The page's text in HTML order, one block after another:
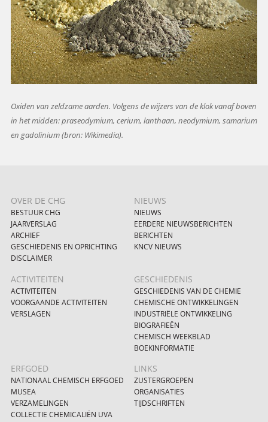
Oxiden van zeldzame aarden. Volgens de wijzers van de klok vanaf boven
in het midden: praseodymium, cerium, lanthaan, neodymium, samarium
en gadolinium (bron: Wikimedia).
OVER DE CHG
BESTUUR CHG
JAARVERSLAG
ARCHIEF
GESCHIEDENIS EN OPRICHTING
DISCLAIMER
NIEUWS
NIEUWS
EERDERE NIEUWSBERICHTEN
BERICHTEN
KNCV NIEUWS
ACTIVITEITEN
ACTIVITEITEN
VOORGAANDE ACTIVITEITEN
VERSLAGEN
GESCHIEDENIS
GESCHIEDENIS VAN DE CHEMIE
CHEMISCHE ONTWIKKELINGEN
INDUSTRIËLE ONTWIKKELING
BIOGRAFIEËN
CHEMISCH WEEKBLAD
BOEKINFORMATIE
ERFGOED
NATIONAAL CHEMISCH ERFGOED
MUSEA
VERZAMELINGEN
COLLECTIE CHEMICALIËN UVA
LINKS
ZUSTERGROEPEN
ORGANISATIES
TIJDSCHRIFTEN